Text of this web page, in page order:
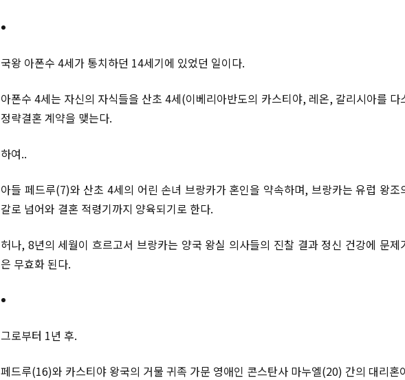
국왕 아폰수 4세가 통치하던 14세기에 있었던 일이다.
아폰수 4세는 자신의 자식들을 산초 4세(이베리아반도의 카스티야, 레온, 갈리시아를 다
정략결혼 계약을 맺는다.
하여..
아들 페드루(7)와 산초 4세의 어린 손녀 브랑카가 혼인을 약속하며, 브랑카는 유럽 왕조
갈로 넘어와 결혼 적령기까지 양육되기로 한다.
허나, 8년의 세월이 흐르고서 브랑카는 양국 왕실 의사들의 진찰 결과 정신 건강에 문제
은 무효화 된다.
그로부터 1년 후.
페드루(16)와 카스티야 왕국의 거물 귀족 가문 영애인 콘스탄사 마누엘(20) 간의 대리혼